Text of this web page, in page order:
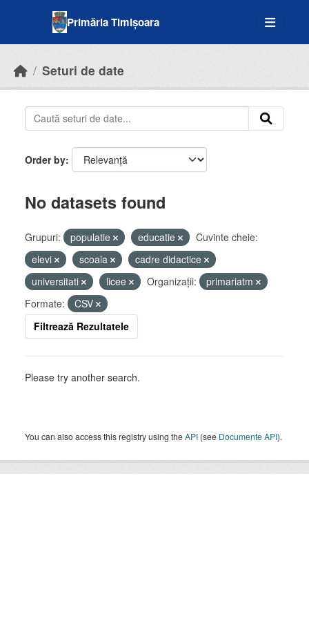
Primăria Timișoara
Seturi de date
Order by
No datasets found
Grupuri: populatie educatie
Cuvinte cheie:
elevi
scoala
cadre didactice
universitati
licee Organizații:
primariatm
Formate:
CSV
Filtrează Rezultatele
Please try another search.
You can also access this registry using theAPI (see Documente API).